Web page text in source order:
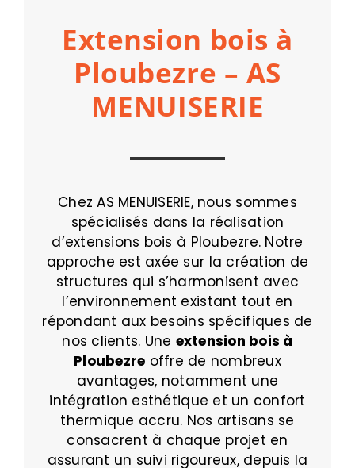
Extension bois à
Ploubezre – AS
MENUISERIE
Chez AS MENUISERIE, nous sommes
spécialisés dans la réalisation
d’extensions bois à Ploubezre. Notre
approche est axée sur la création de
structures qui s’harmonisent avec
l’environnement existant tout en
répondant aux besoins spécifiques de
nos clients. Une extension bois à
Ploubezre offre de nombreux
avantages, notamment une
intégration esthétique et un confort
thermique accru. Nos artisans se
consacrent à chaque projet en
assurant un suivi rigoureux, depuis la